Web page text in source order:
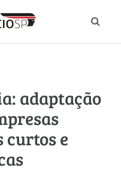
adaptação
curtos e